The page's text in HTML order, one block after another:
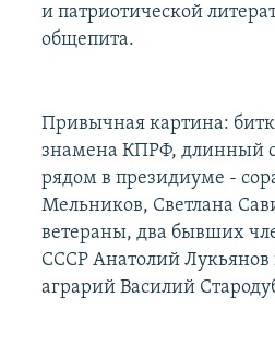
и патриотической
общепита.
Привычная картина:
знамена КПРФ, длинный
рядом в президиуме -
Мельников, Светлана
ветераны, два бывших
СССР Анатолий Лукьянов
аграрий Василий